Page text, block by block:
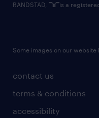
contact us
terms & conditions
accessibility
RANDSTAD, is a
Some images on our website